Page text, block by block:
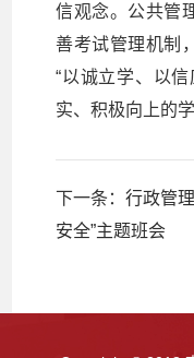
信观念。公共管
善考试管理机制
“以诚立学、以
实、积极向上的学
下一条：行政管
安全”主题班会